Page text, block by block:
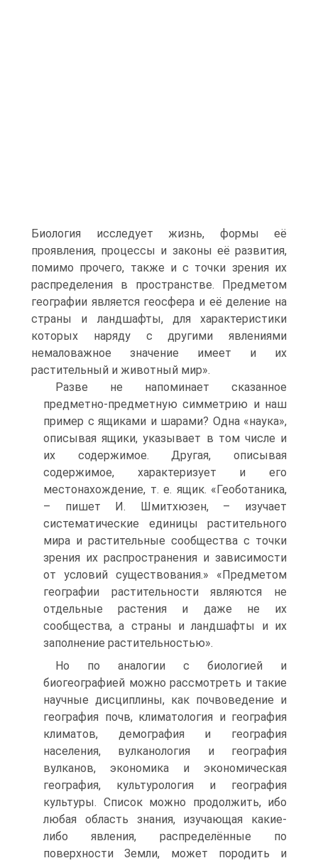
Биология исследует жизнь, формы её
проявления, процессы и законы её развития,
помимо прочего, также и с точки зрения их
распределения в пространстве. Предметом
географии является геосфера и её деление на
страны и ландшафты, для характеристики
которых наряду с другими явлениями
немаловажное значение имеет и их
растительный и животный мир».
Разве не напоминает сказанное
предметно-предметную симметрию и наш
пример с ящиками и шарами? Одна «наука»,
описывая ящики, указывает в том числе и
их содержимое. Другая, описывая
содержимое, характеризует и его
местонахождение, т. е. ящик. «Геоботаника,
– пишет И. Шмитхюзен, – изучает
систематические единицы растительного
мира и растительные сообщества с точки
зрения их распространения и зависимости
от условий существования.» «Предметом
географии растительности являются не
отдельные растения и даже не их
сообщества, а страны и ландшафты и их
заполнение растительностью».
Но по аналогии с биологией и
биогеографией можно рассмотреть и такие
научные дисциплины, как почвоведение и
география почв, климатология и география
климатов, демография и география
населения, вулканология и география
вулканов, экономика и экономическая
география, культурология и география
культуры. Список можно продолжить, ибо
любая область знания, изучающая какие-
либо явления, распределённые по
поверхности Земли, может породить и